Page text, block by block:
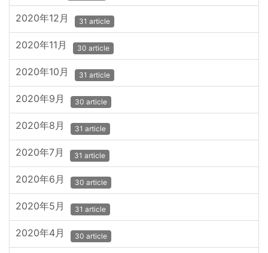
2020年12月 31 article
2020年11月 30 article
2020年10月 31 article
2020年9月 30 article
2020年8月 31 article
2020年7月 31 article
2020年6月 30 article
2020年5月 31 article
2020年4月 30 article